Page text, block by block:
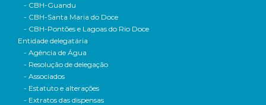
- CBH-Guandu
- CBH-Santa Maria do Doce
- CBH-Pontões e Lagoas do Rio Doce
Entidade delegatária
- Agência de Água
- Resolução de delegação
- Associados
- Estatuto e alterações
- Extratos das dispensas